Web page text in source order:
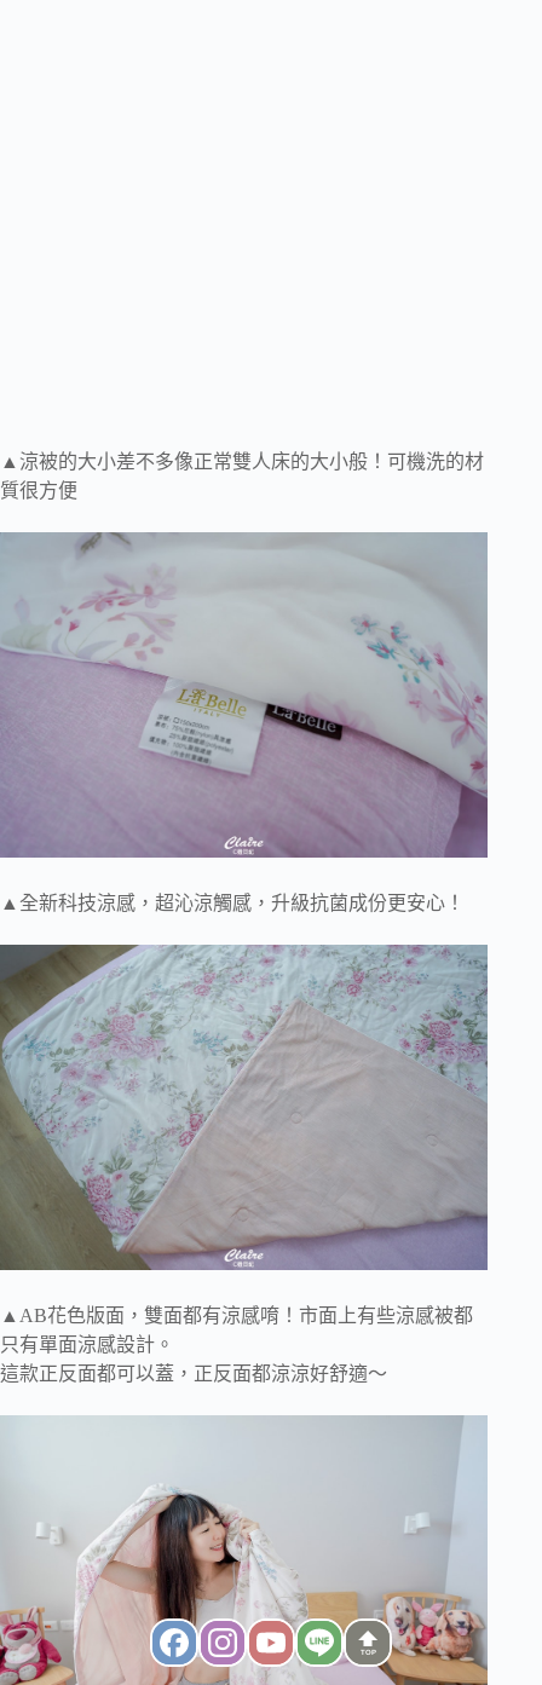
▲涼被的大小差不多像正常雙人床的大小般！可機洗的材
質很方便
▲全新科技涼感，超沁涼觸感，升級抗菌成份更安心！
▲AB花色版面，雙面都有涼感唷！市面上有些涼感被都
只有單面涼感設計。
這款正反面都可以蓋，正反面都涼涼好舒適～
TOP